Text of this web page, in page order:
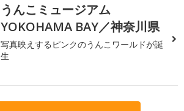
うんこミュージアム
YOKOHAMA BAY／神奈川県
写真映えするピンクのうんこワールドが誕
生